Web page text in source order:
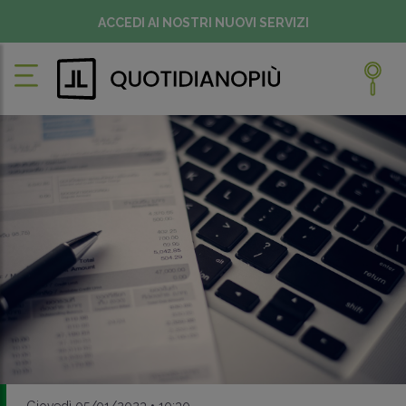
ACCEDI AI NOSTRI NUOVI SERVIZI